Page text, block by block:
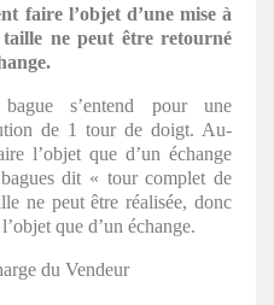
faire l’objet d’une mise à
ne peut être retourné
s’entend pour une
de 1 tour de doigt. Au-
l’objet que d’un échange
dit « tour complet de
ne peut être réalisée, donc
que d’un échange.
du Vendeur